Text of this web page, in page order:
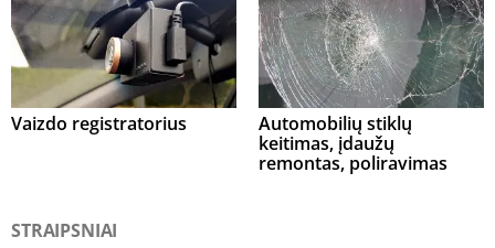
Vaizdo registratorius
Automobilių stiklų
keitimas, įdaužų
remontas, poliravimas
STRAIPSNIAI